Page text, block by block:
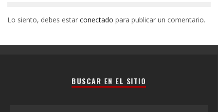
Lo siento, debes estar conectado para publicar un comentario.
BUSCAR EN EL SITIO